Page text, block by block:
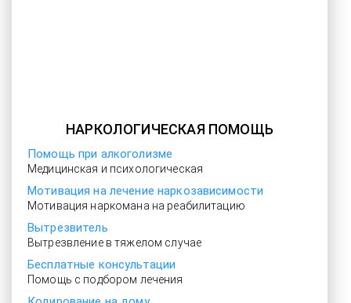
НАРКОЛОГИЧЕСКАЯ ПОМОЩЬ
Помощь при алкоголизме
Медицинская и психологическая
Мотивация на лечение наркозависимости
Мотивация наркомана на реабилитацию
Вытрезвитель
Вытрезвление в тяжелом случае
Бесплатные консультации
Помощь с подбором лечения